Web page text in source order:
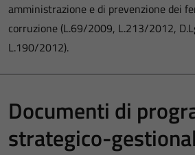
amministrazione e di prevenzione dei
corruzione (L.69/2009, L.213/2012,
L.190/2012).
Documenti di
strategico-